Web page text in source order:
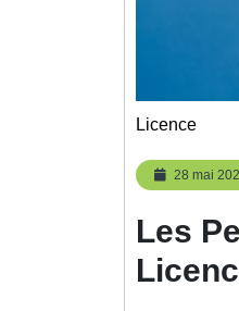
Licence
28 mai
Les